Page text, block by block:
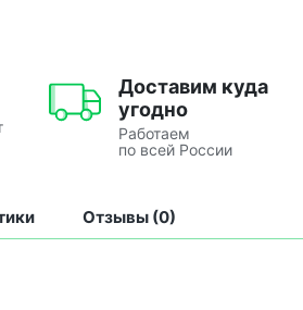
Доставим куда
угодно
Работаем
по всей России
Отзывы (0)